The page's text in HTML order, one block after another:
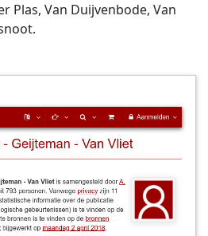
Plas, Van Duijvenbode, Van